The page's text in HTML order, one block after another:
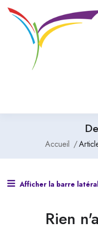
Accueil
Afficher la barre
Rien